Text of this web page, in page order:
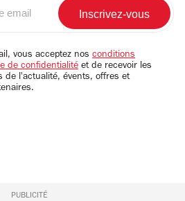
vous acceptez nos conditions
de confidentialité et de recevoir les
de l'actualité, évents, offres et
PUBLICITÉ